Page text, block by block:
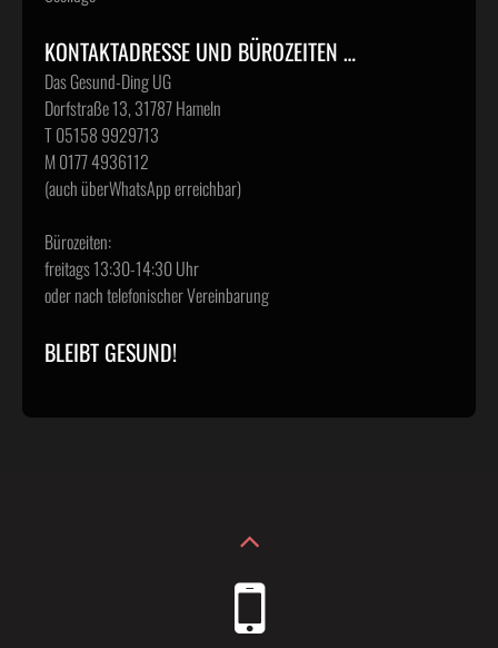
KONTAKTADRESSE UND BÜROZEITEN …
Das Gesund-Ding UG
Dorfstraße 13, 31787 Hameln
T 05158 9929713
M 0177 4936112
(auch überWhatsApp erreichbar)
Bürozeiten:
freitags 13:30-14:30 Uhr
oder nach telefonischer Vereinbarung
BLEIBT GESUND!